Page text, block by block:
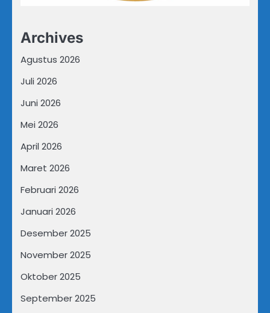
Archives
Agustus 2026
Juli 2026
Juni 2026
Mei 2026
April 2026
Maret 2026
Februari 2026
Januari 2026
Desember 2025
November 2025
Oktober 2025
September 2025